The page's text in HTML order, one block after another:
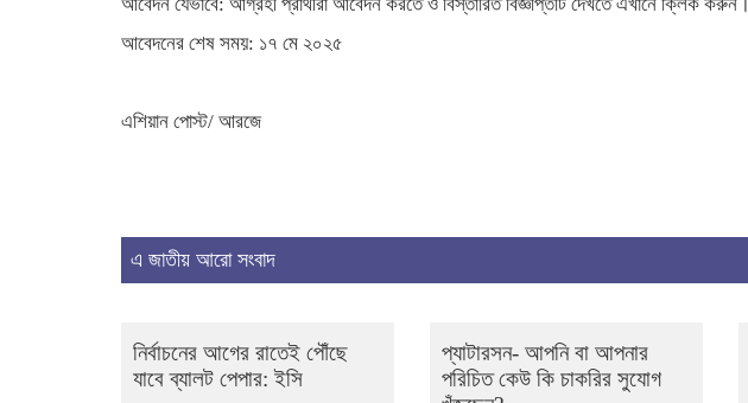
আবেদনের শেষ সময়: ১৭ মে ২০২৫
এশিয়ান পোস্ট/ আরজে
এ জাতীয় আরো সংবাদ
নির্বাচনের আগের রাতেই পৌঁছে
যাবে ব্যালট পেপার: ইসি
প্যাটারসন- আপনি বা আপনার
পরিচিত কেউ কি চাকরির সুযোগ